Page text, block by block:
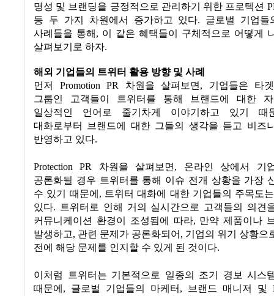
명성 및 브랜딩을 긍정적으로 관리하기 위한 프로텍션
등 두 가지 차원에서 증가하고 있다. 글로벌 기업
사례들을 통해 , 이 같은 혜택들이 구체적으로 어떻게
살펴보기로 하자.
해외 기업들의 트위터 활용 방향 및 사례
먼저
Promotion PR 차원을 살펴보면, 기업들은 타
그룹인 고객들이 트위터를 통해 브랜드에 대한
일상적인 언어로 줄기차게 이야기하고 있기 때
대화로부터 브랜드에 대한 그들의 생각을 듣고 비즈
반영하고 있다.
Protection PR 차원을 살펴보면, 온라인 상에서 기
공론화될 경우 트위터를 통해 이슈 전개 상황을 가장
수 있기 때문에 , 트위터 대화에 대한 기업들의 주목도
있다. 트위터로 인해 거의 실시간으로 고객들의 의견
커뮤니케이션 환경이 조성됨에 따라, 만약 제품이나
발생하고, 관련 문제가 공론화되어 , 기업의 위기 상황으
전에 해당 문제를 인지할 수 있게 된 것이다.
이처럼 트위터는 기본적으로 일종의 조기 경보 시스
때문에 , 글로벌 기업들의 마케터 , 브랜드 매니저 및